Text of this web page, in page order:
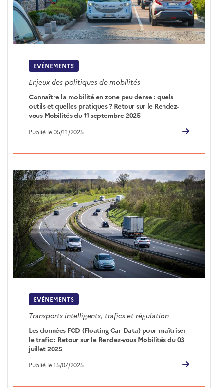
EVÉNEMENTS
Enjeux des politiques de mobilités
Connaître la mobilité en zone peu dense : quels
outils et quelles pratiques ? Retour sur le Rendez-
vous Mobilités du 11 septembre 2025
Publié le 05/11/2025
EVÉNEMENTS
Transports intelligents, trafics et régulation
Les données FCD (Floating Car Data) pour maîtriser
le trafic : Retour sur le Rendez-vous Mobilités du 03
juillet 2025
Publié le 15/07/2025